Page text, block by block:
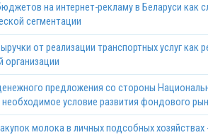
на интернет-рекламу в Беларуси как
сегментации
от реализации транспортных услуг как
организации
предложения со стороны
необходимое условие развития фондового
молока в личных подсобных